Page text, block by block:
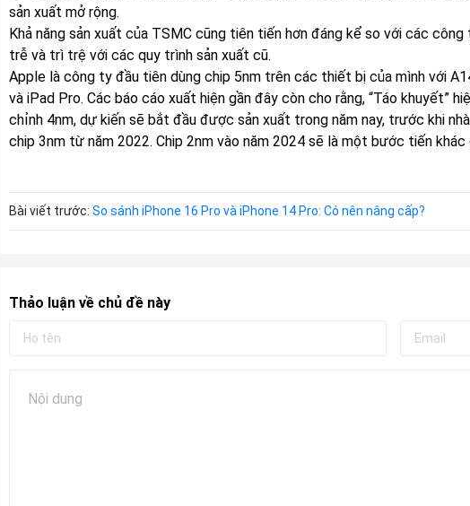
sản xuất mở rộng.
Khả năng sản xuất của TSMC cũng tiên tiến hơn đáng kể so với các
trễ và trì trệ với các quy trình sản xuất cũ.
Apple là công ty đầu tiên dùng chip 5nm trên các thiết bị của mình với
và iPad Pro. Các báo cáo xuất hiện gần đây còn cho rằng, “Táo khuyết”
chỉnh 4nm, dự kiến ​​sẽ bắt đầu được sản xuất trong năm nay, trước khi
chip 3nm từ năm 2022. Chip 2nm vào năm 2024 sẽ là một bước tiến
Bài viết trước: So sánh iPhone 16 Pro và iPhone 14 Pro: Có nên nâng cấp?
Thảo luận về chủ đề này